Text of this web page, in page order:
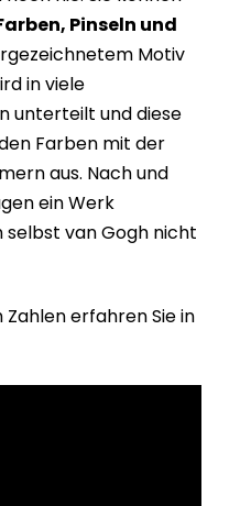
Pinseln und
Motiv
in viele
unterteilt und diese
Farben mit der
aus. Nach und
ein Werk
selbst van Gogh nicht
erfahren Sie in